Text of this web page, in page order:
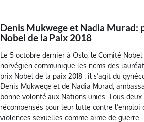
Denis Mukwege et Nadia Murad:
Nobel de la Paix 2018
Le 5 octobre dernier à Oslo, le Comité Nobel
norvégien communique les noms des
prix Nobel de la paix 2018 : il s’agit du
Denis Mukwege et de Nadia Murad,
bonne volonté aux Nations unies. Tous deux
récompensés pour leur lutte contre l’emploi
violences sexuelles comme arme de guerre.